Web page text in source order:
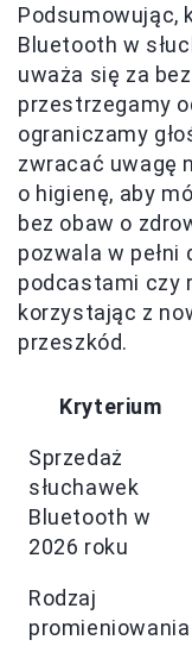
Podsumowując,
Bluetooth w
uważa się za
przestrzegamy
ograniczamy
zwracać uwagę
o higienę, aby
bez obaw o
pozwala w
podcastami czy
korzystając z
przeszkód.
Kryterium
Sprzedaż
słuchawek
Bluetooth w
2026 roku
Rodzaj
promieniowania